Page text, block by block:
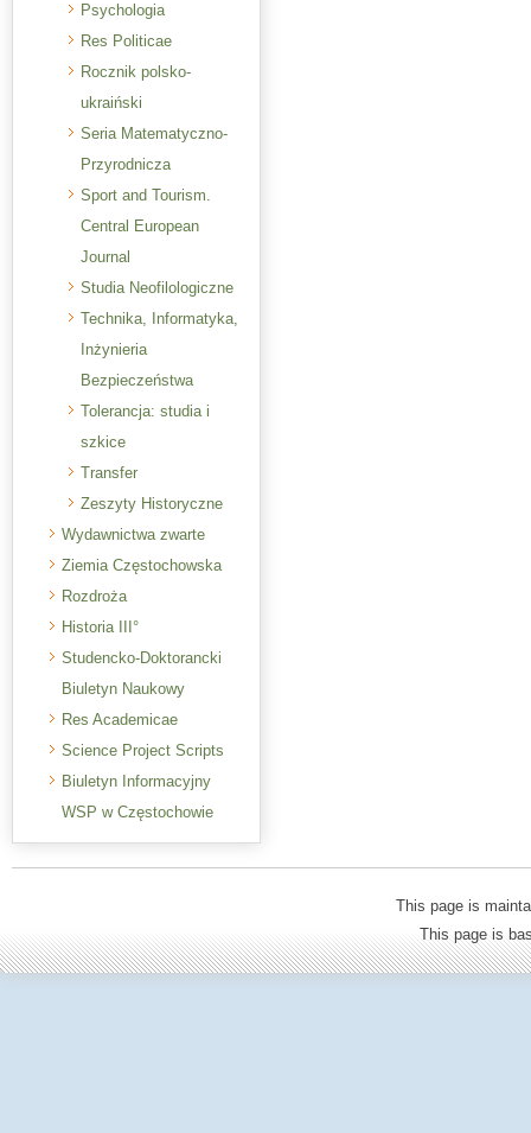
Psychologia
Res Politicae
Rocznik polsko-
ukraiński
Seria Matematyczno-
Przyrodnicza
Sport and Tourism.
Central European
Journal
Studia Neofilologiczne
Technika, Informatyka,
Inżynieria
Bezpieczeństwa
Tolerancja: studia i
szkice
Transfer
Zeszyty Historyczne
Wydawnictwa zwarte
Ziemia Częstochowska
Rozdroża
Historia III°
Studencko-Doktorancki
Biuletyn Naukowy
Res Academicae
Science Project Scripts
Biuletyn Informacyjny
WSP w Częstochowie
This page is
This page is